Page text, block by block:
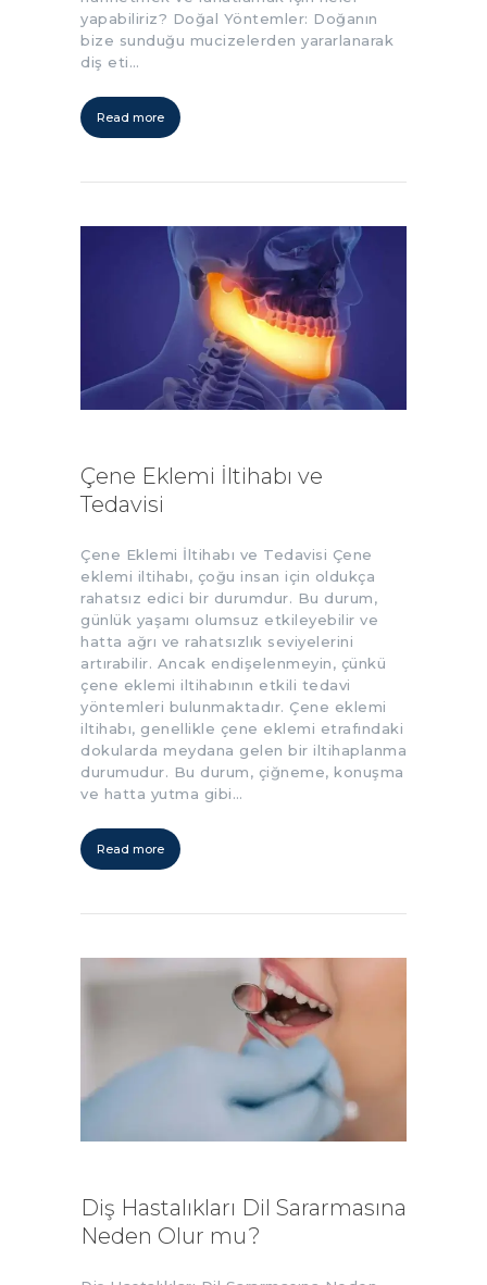
yapabiliriz? Doğal Yöntemler: Doğanın
bize sunduğu mucizelerden yararlanarak
diş eti…
Read more
Çene Eklemi İltihabı ve
Tedavisi
Çene Eklemi İltihabı ve Tedavisi Çene
eklemi iltihabı, çoğu insan için oldukça
rahatsız edici bir durumdur. Bu durum,
günlük yaşamı olumsuz etkileyebilir ve
hatta ağrı ve rahatsızlık seviyelerini
artırabilir. Ancak endişelenmeyin, çünkü
çene eklemi iltihabının etkili tedavi
yöntemleri bulunmaktadır. Çene eklemi
iltihabı, genellikle çene eklemi etrafındaki
dokularda meydana gelen bir iltihaplanma
durumudur. Bu durum, çiğneme, konuşma
ve hatta yutma gibi…
Read more
Diş Hastalıkları Dil Sararmasına
Neden Olur mu?